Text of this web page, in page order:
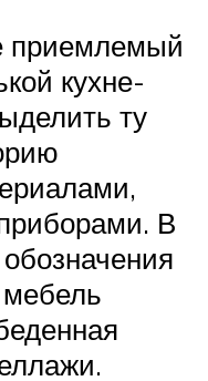
приемлемый
кухне-
ту
В
мебель